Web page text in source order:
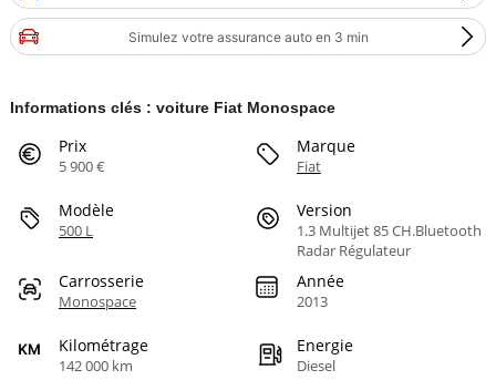
Simulez votre assurance auto en 3 min
Informations clés : voiture Fiat Monospace
Prix
5 900 €
Marque
Fiat
Modèle
500 L
Version
1.3 Multijet 85 CH.Bluetooth
Radar Régulateur
Carrosserie
Monospace
Année
2013
Kilométrage
142 000 km
Energie
Diesel